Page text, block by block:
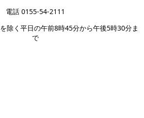
電話 0155-54-2111
除く平日の午前8時45分から午後5時30分ま
で